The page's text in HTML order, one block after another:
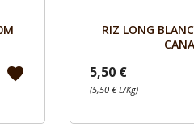
favorite

RIZ LONG
5,50 €
(5,50 € L/Kg)